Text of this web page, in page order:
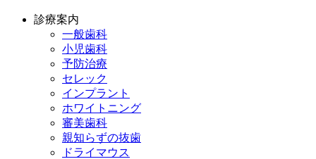
診療案内
一般歯科
小児歯科
予防治療
セレック
インプラント
ホワイトニング
審美歯科
親知らずの抜歯
ドライマウス